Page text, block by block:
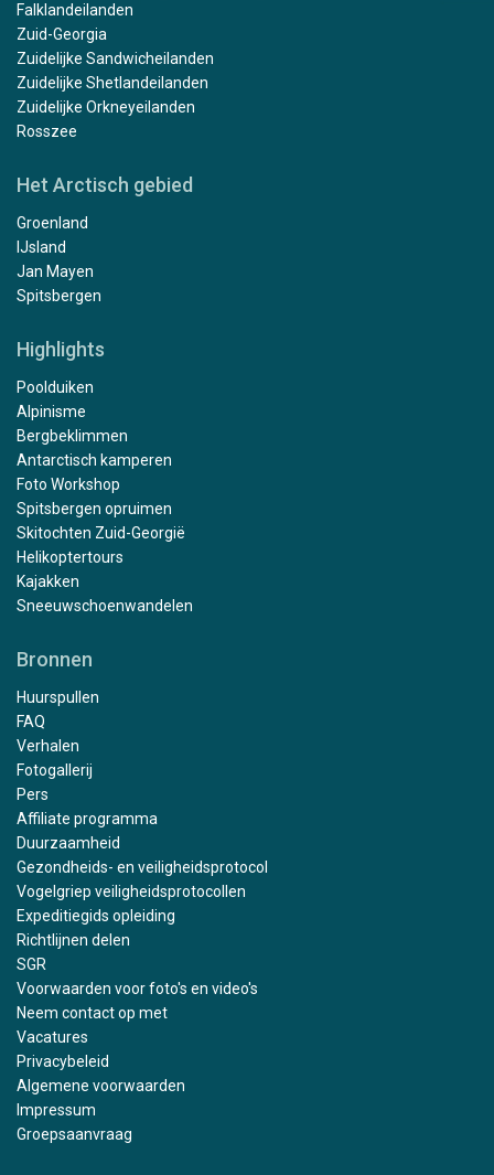
Falklandeilanden
Zuid-Georgia
Zuidelijke Sandwicheilanden
Zuidelijke Shetlandeilanden
Zuidelijke Orkneyeilanden
Rosszee
Het Arctisch gebied
Groenland
IJsland
Jan Mayen
Spitsbergen
Highlights
Poolduiken
Alpinisme
Bergbeklimmen
Antarctisch kamperen
Foto Workshop
Spitsbergen opruimen
Skitochten Zuid-Georgië
Helikoptertours
Kajakken
Sneeuwschoenwandelen
Bronnen
Huurspullen
FAQ
Verhalen
Fotogallerij
Pers
Affiliate programma
Duurzaamheid
Gezondheids- en veiligheidsprotocol
Vogelgriep veiligheidsprotocollen
Expeditiegids opleiding
Richtlijnen delen
SGR
Voorwaarden voor foto's en video's
Neem contact op met
Vacatures
Privacybeleid
Algemene voorwaarden
Impressum
Groepsaanvraag